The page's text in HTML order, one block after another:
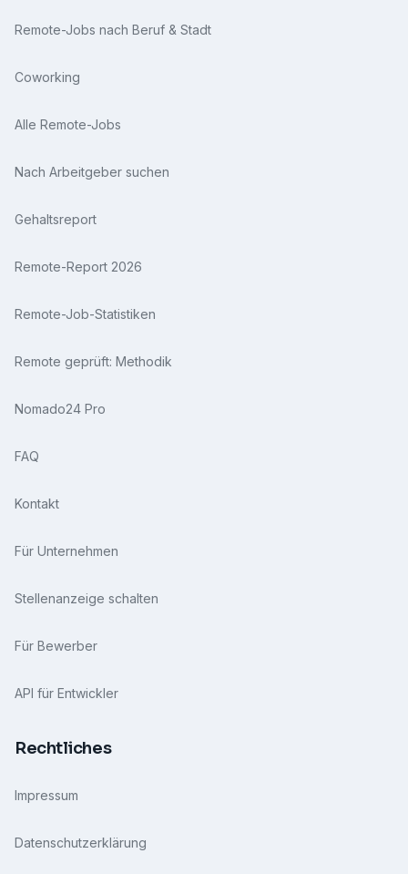
Kommunikation und einer positiven internationalen
zusammenarbeiten, die für unsere Mission brennen
Flexible Arbeitszeiten sowie die Möglichkeit
deine persönlichen Bedürfnisse zu berücksichtigen
Remote-Jobs nach Beruf & Stadt
Coworking
Alle Remote-Jobs
Nach Arbeitgeber suchen
Gehaltsreport
Remote-Report 2026
Remote-Job-Statistiken
Remote geprüft: Methodik
Nomado24 Pro
FAQ
Kontakt
Für Unternehmen
Stellenanzeige schalten
Für Bewerber
API für Entwickler
Rechtliches
Impressum
Datenschutzerklärung